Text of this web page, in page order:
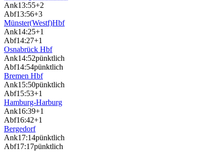
Ank13:55+2
Abf13:56+3
Münster(Westf)Hbf
Ank14:25+1
Abf14:27+1
Osnabrück Hbf
Ank14:52pünktlich
Abf14:54pünktlich
Bremen Hbf
Ank15:50pünktlich
Abf15:53+1
Hamburg-Harburg
Ank16:39+1
Abf16:42+1
Bergedorf
Ank17:14pünktlich
Abf17:17pünktlich